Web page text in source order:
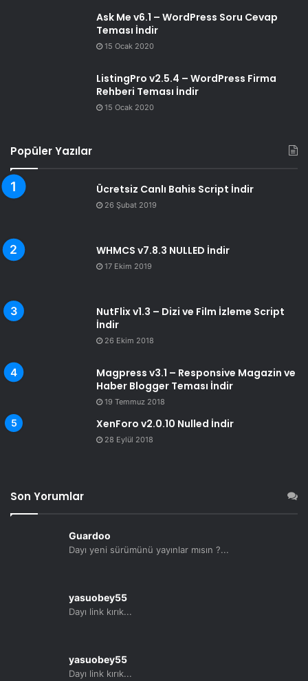
Ask Me v6.1 – WordPress Soru Cevap
Teması İndir
15 Ocak 2020
ListingPro v2.5.4 – WordPress Firma
Rehberi Teması İndir
15 Ocak 2020
Popüler Yazılar
Ücretsiz Canlı Bahis Script İndir
26 Şubat 2019
WHMCS v7.8.3 NULLED İndir
17 Ekim 2019
NutFlix v1.3 – Dizi ve Film İzleme Script
İndir
26 Ekim 2018
Magpress v3.1 – Responsive Magazin ve
Haber Blogger Teması İndir
19 Temmuz 2018
XenForo v2.0.10 Nulled İndir
28 Eylül 2018
Son Yorumlar
Guardoo
Dayı yeni sürümünü yayınlar mısın ?...
yasuobey55
Dayı link kırık...
yasuobey55
Dayı link kırık...